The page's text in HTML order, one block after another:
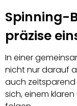
Spinning-
präzise
In einer
nicht nur darauf
auch zeitsparend
sich, einem